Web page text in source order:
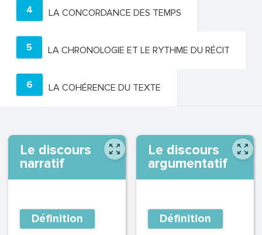
4 LA CONCORDANCE DES TEMPS
5 LA CHRONOLOGIE ET LE RYTHME DU RÉCIT
6 LA COHÉRENCE DU TEXTE
Le discours
narratif
Définition
Le discours
argumentatif
Définition